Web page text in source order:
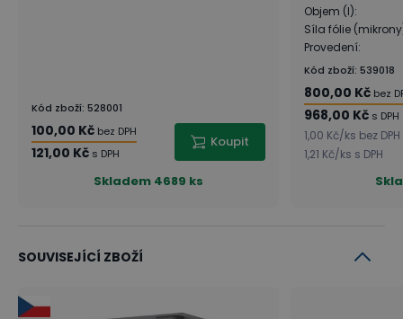
Kód zboží: 528001
100,00 Kč bez DPH
121,00 Kč s DPH
Koupit
Skladem 4689 ks
Objem (l):
Síla fólie
Provedení:
Kód zboží: 539018
800,00 Kč bez
968,00 Kč s DPH
1,00 Kč/ks bez DPH
1,21 Kč/ks s DPH
SOUVISEJÍCÍ ZBOŽÍ